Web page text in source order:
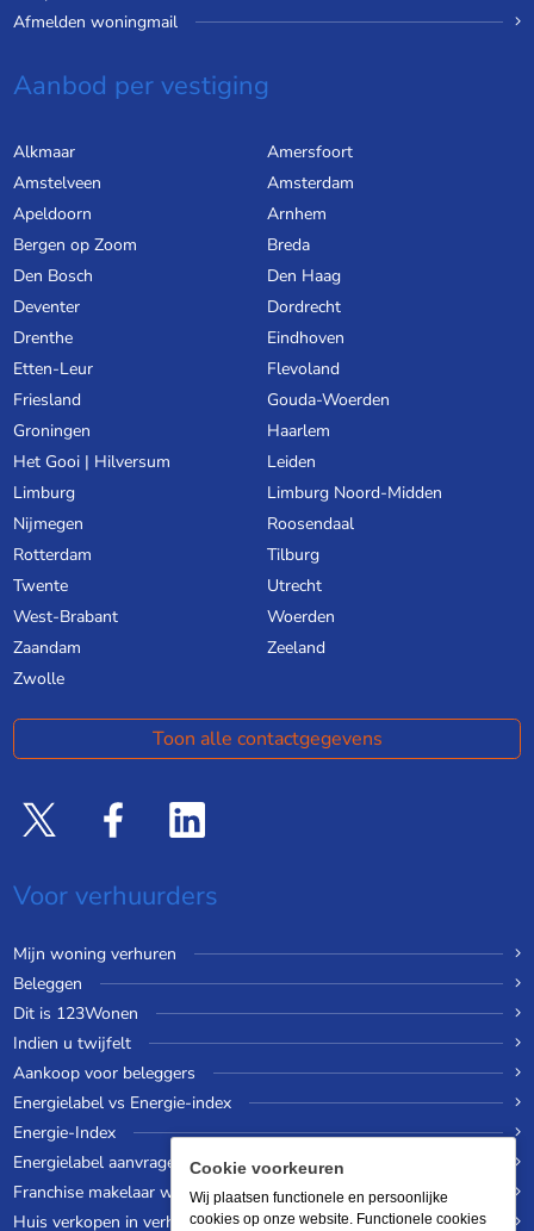
Afmelden woningmail
Aanbod per vestiging
Alkmaar
Amersfoort
Amstelveen
Amsterdam
Apeldoorn
Arnhem
Bergen op Zoom
Breda
Den Bosch
Den Haag
Deventer
Dordrecht
Drenthe
Eindhoven
Etten-Leur
Flevoland
Friesland
Gouda-Woerden
Groningen
Haarlem
Het Gooi | Hilversum
Leiden
Limburg
Limburg Noord-Midden
Nijmegen
Roosendaal
Rotterdam
Tilburg
Twente
Utrecht
West-Brabant
Woerden
Zaandam
Zeeland
Zwolle
Toon alle contactgegevens
Voor verhuurders
Mijn woning verhuren
Beleggen
Dit is 123Wonen
Indien u twijfelt
Aankoop voor beleggers
Energielabel vs Energie-index
Energie-Index
Energielabel aanvragen
Franchise makelaar worden
Huis verkopen in verhuurde staat
Cookie voorkeuren
Wij plaatsen functionele en persoonlijke
cookies op onze website. Functionele cookies